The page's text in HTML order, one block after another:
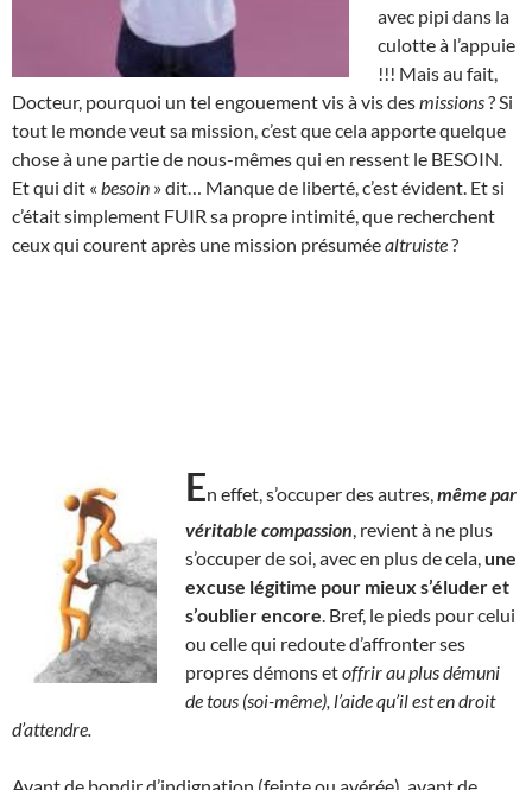
avec pipi dans la
culotte à l’appuie
!!! Mais au fait,
Docteur, pourquoi un tel engouement vis à vis desmissions? Si
tout le monde veut sa mission, c’est que cela apporte quelque
chose à une partie de nous-mêmes qui en ressent le BESOIN.
Et qui dit « besoin » dit… Manque de liberté, c’est évident. Et si
c’était simplement FUIR sa propre intimité, que recherchent
ceux qui courent après une mission présuméealtruiste?
En effet, s’occuper des autres, même par
véritable compassion , revient à ne plus
s’occuper de soi, avec en plus de cela, une
excuse légitime pour mieux s’éluder et
s’oublier encore . Bref, le pieds pour celui
ou celle qui redoute d’affronter ses
propres démons etoffrir au plus démuni
de tous (soi-même), l’aide qu’il est en droit
d’attendre.
Avant de bondir d’indignation (feinte ou avérée), avant de